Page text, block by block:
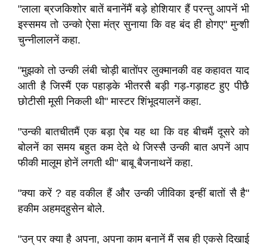
"लाला ब्रजकिशोर बातें बनानेंमैं बड़े होशियार हैं परन्तु आपनें भी
इस्‍समय तो उन्‍को ऐसा मंत्र सुनाया कि वह बंद ही होगए" मुन्शी
चुन्‍नीलालनें कहा.
"मुझको तो उन्‍की लंबी चोड़ी बातोंपर लुक्‍मानकी वह कहावत याद
आती है जिस्‍मैं एक पहाड़के भीतरसै बड़ी गड़-गड़ाहट हुए पीछै
छोटीसी मूसी निकली थी" मास्‍टर शिंभूदयालनें कहा.
"उन्‍की बातचीतमैं एक बड़ा ऐब यह था कि वह बीचमैं दूसरे को
बोलनें का समय बहुत कम देते थे जिस्‍सै उन्‍की बात अपनें आप
फीकी मालूम होनें लगती थी" बाबू बैजनाथनें कहा.
"क्‍या करें ? वह वकील हैं और उन्‍की जीविका इन्हीं बातों सै है"
हकीम अहमदहुसेन बोले.
"उन् पर क्‍या है अपना, अपना काम बनानें मैं सब ही एकसे दिखाई